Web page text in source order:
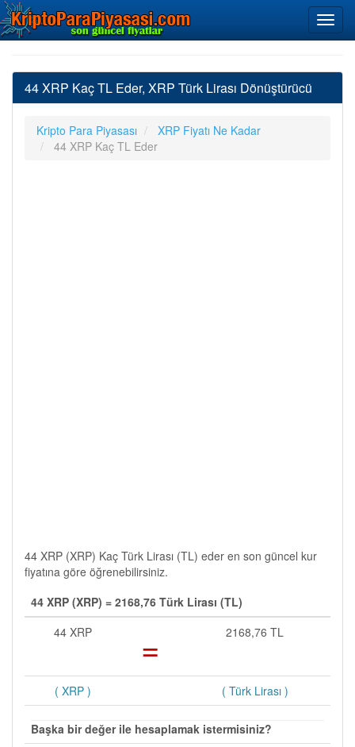
44 XRP Kaç TL Eder, XRP Türk Lirası Dönüştürücü
Kripto Para Piyasası
XRP Fiyatı Ne Kadar
44 XRP Kaç TL Eder
44 XRP (XRP) Kaç Türk Lirası (TL) eder en son güncel kur
fiyatına göre öğrenebilirsiniz.
44 XRP (XRP) = 2168,76 Türk Lirası (TL)
44 XRP
= 2168,76 TL
( XRP ) ( Türk Lirası )
Başka bir değer ile hesaplamak istermisiniz?